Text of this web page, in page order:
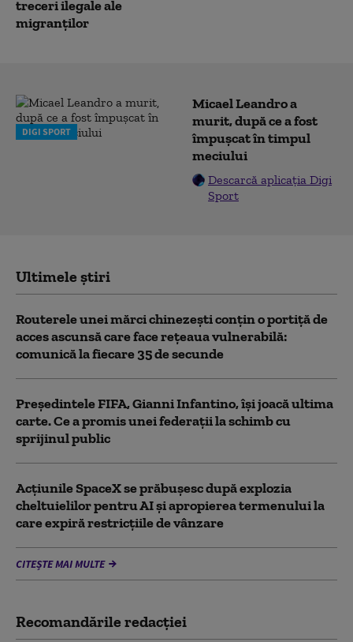
treceri ilegale ale
migranților
DIGI SPORT
Micael Leandro a
murit, după ce a fost
împușcat în timpul
meciului
Descarcă aplicația Digi
Sport
Ultimele știri
Routerele unei mărci chinezești conțin o portiță de
acces ascunsă care face rețeaua vulnerabilă:
comunică la fiecare 35 de secunde
Președintele FIFA, Gianni Infantino, îşi joacă ultima
carte. Ce a promis unei federații la schimb cu
sprijinul public
Acţiunile SpaceX se prăbuşesc după explozia
cheltuielilor pentru AI şi apropierea termenului la
care expiră restricţiile de vânzare
CITEȘTE MAI MULTE
Recomandările redacţiei